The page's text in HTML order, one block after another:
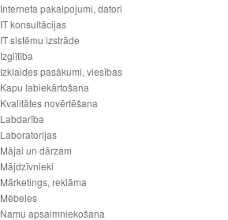
Interneta pakalpojumi, datori
IT konsultācijas
IT sistēmu izstrāde
Izglītība
Izklaides pasākumi, viesības
Kapu labiekārtošana
Kvalitātes novērtēšana
Labdarība
Laboratorijas
Mājai un dārzam
Mājdzīvnieki
Mārketings, reklāma
Mēbeles
Namu apsaimniekošana